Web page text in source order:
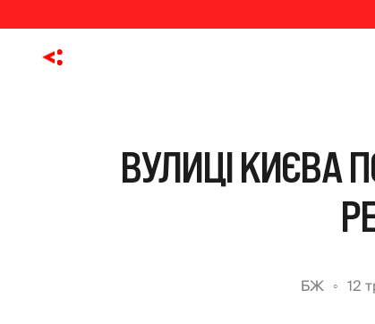
ВУЛИЦІ КИЄВА
БЖ 12